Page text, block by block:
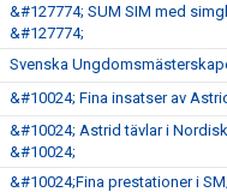
&#127774; SUM SIM med
&#127774;
Svenska
&#10024; Fina insatser av
&#10024; Astrid tävlar i
&#10024;
&#10024;Fina prestationer i